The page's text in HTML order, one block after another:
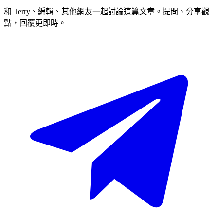
和 Terry、編輯、其他網友一起討論這篇文章。提問、分享觀
點，回覆更即時。